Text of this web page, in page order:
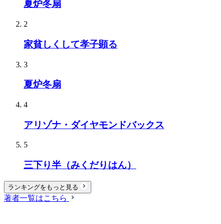
夏炉冬扇
2
家貧しくして孝子顕る
3
夏炉冬扇
4
アリゾナ・ダイヤモンドバックス
5
三下り半（みくだりはん）
ランキングをもっと見る
著者一覧はこちら